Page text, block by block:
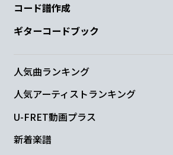
コード譜作成
ギターコードブック
人気曲ランキング
人気アーティストランキング
U-FRET動画プラス
新着楽譜